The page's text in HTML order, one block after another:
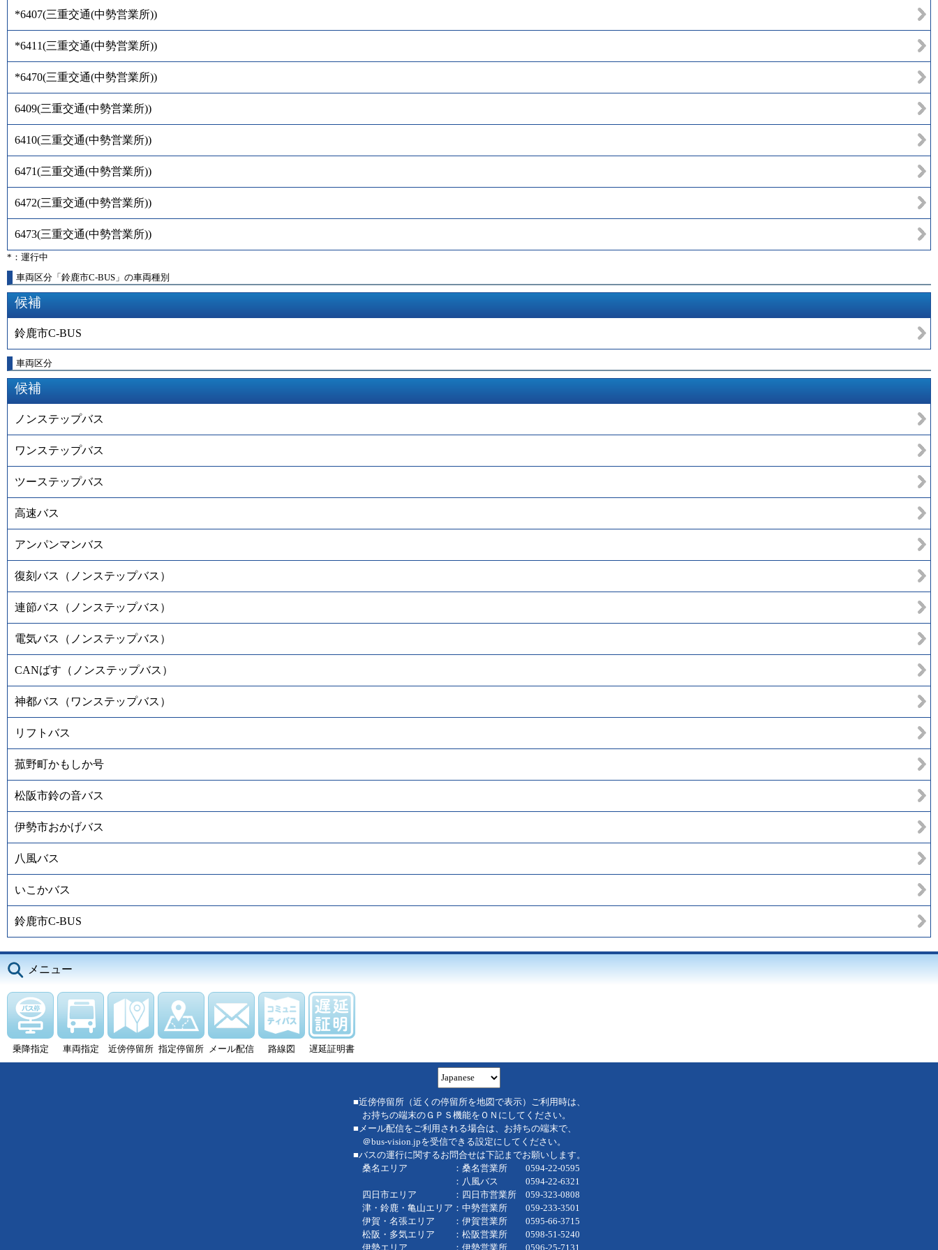
*6407(三重交通(中勢営業所))
*6411(三重交通(中勢営業所))
*6470(三重交通(中勢営業所))
6409(三重交通(中勢営業所))
6410(三重交通(中勢営業所))
6471(三重交通(中勢営業所))
6472(三重交通(中勢営業所))
6473(三重交通(中勢営業所))
*：運行中
車両区分「鈴鹿市C-BUS」の車両種別
候補
鈴鹿市C-BUS
車両区分
候補
ノンステップバス
ワンステップバス
ツーステップバス
高速バス
アンパンマンバス
復刻バス（ノンステップバス）
連節バス（ノンステップバス）
電気バス（ノンステップバス）
CANばす（ノンステップバス）
神都バス（ワンステップバス）
リフトバス
菰野町かもしか号
松阪市鈴の音バス
伊勢市おかげバス
八風バス
いこかバス
鈴鹿市C-BUS
メニュー
乗降指定 車両指定 近傍停留所 指定停留所 メール配信 路線図 遅延証明書
■近傍停留所（近くの停留所を地図で表示）ご利用時は、
お持ちの端末のＧＰＳ機能をＯＮにしてください。
■メール配信をご利用される場合は、お持ちの端末で、
＠bus-vision.jpを受信できる設定にしてください。
■バスの運行に関するお問合せは下記までお願いします。
桑名エリア ：桑名営業所 0594-22-0595
：八風バス 0594-22-6321
四日市エリア ：四日市営業所 059-323-0808
津・鈴鹿・亀山エリア：中勢営業所 059-233-3501
伊賀・名張エリア ：伊賀営業所 0595-66-3715
松阪・多気エリア ：松阪営業所 0598-51-5240
伊勢エリア ：伊勢営業所 0596-25-7131